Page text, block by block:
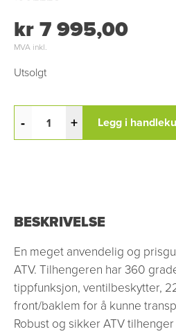
kr 7 995,00
MVA inkl.
Utsolgt
- + Legg i
BESKRIVELSE
En meget anvendelig og
ATV. Tilhengeren har 360
tippfunksjon, ventilbeskytter,
front/baklem for å kunne
Robust og sikker ATV